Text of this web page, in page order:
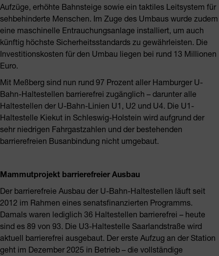
Aufzüge, erhöhte Bahnsteige sowie ein taktiles Leitsystem für
sehbehinderte Menschen. Im Zuge des Umbaus wurde zudem
eine maschinelle Entrauchungsanlage installiert, um auch
künftig höchste Sicherheitsstandards zu gewährleisten. Die
Investitionskosten für den Umbau liegen bei rund 13 Millionen
Euro.
Mit Meßberg sind nun rund 97 Prozent aller Hamburger U-
Bahn-Haltestellen barrierefrei zugänglich – darunter alle
Haltestellen der U-Bahn-Linien U1, U2 und U4. Die U1-
Haltestelle Kiekut in Schleswig-Holstein wird aufgrund der
sehr niedrigen Fahrgastzahlen und der bestehenden
barrierefreien Busanbindung nicht umgebaut.
Mammutprojekt barrierefreier Ausbau
Der barrierefreie Ausbau der U-Bahn-Haltestellen läuft seit
2012 im Rahmen eines senatsfinanzierten Programms.
Damals waren lediglich 36 Haltestellen barrierefrei – heute
sind es 89 von 93. Die U3-Haltestelle Saarlandstraße wird
aktuell barrierefrei ausgebaut. Der erste Aufzug an der Station
geht im Dezember 2025 in Betrieb – die vollständige